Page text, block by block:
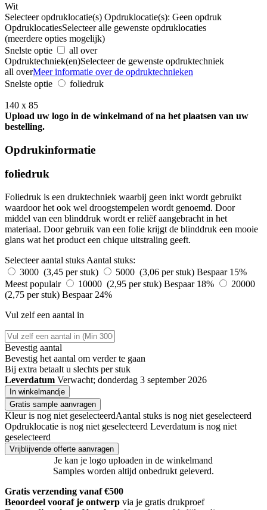
Wit
Selecteer opdruklocatie(s) Opdruklocatie(s): Geen opdruk
OpdruklocatiesSelecteer alle gewenste opdruklocaties
(meerdere opties mogelijk)
Snelste optie
all over
Opdruktechniek(en)Selecteer de gewenste opdruktechniek
all overMeer informatie over de opdruktechnieken
Snelste optie
foliedruk
140 x 85
Upload uw logo in de winkelmand of na het plaatsen van uw
bestelling.
Opdrukinformatie
foliedruk
Foliedruk is een druktechniek waarbij geen inkt wordt gebruikt
waardoor het ook wel droogstempelen wordt genoemd. Door
middel van een blinddruk wordt er reliëf aangebracht in het
materiaal. Door gebruik van een folie krijgt de blinddruk een mooie
glans wat het product een chique uitstraling geeft.
Selecteer aantal stuks Aantal stuks:
3000 (3,45 per stuk)
5000 (3,06 per stuk) Bespaar 15%
Meest populair
10000 (2,95 per stuk) Bespaar 18%
20000
(2,75 per stuk) Bespaar 24%
Vul zelf een aantal in
Bevestig aantal
Bevestig het aantal om verder te gaan
Bij extra betaalt u slechts per stuk
Leverdatum Verwacht; donderdag 3 september 2026
In winkelmandje
Gratis sample aanvragen
Kleur is nog niet geselecteerdAantal stuks is nog niet geselecteerd
Opdruklocatie is nog niet geselecteerd Leverdatum is nog niet
geselecteerd
Vrijblijvende offerte aanvragen
Je kan je logo uploaden in de winkelmand
Samples worden altijd onbedrukt geleverd.
Gratis verzending vanaf €500
Beoordeel vooraf je ontwerp via je gratis drukproef